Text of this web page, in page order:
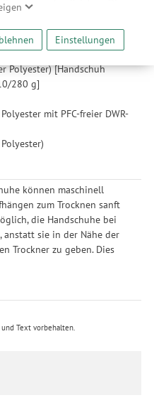
nutzungsbasierte
sowie Funktionalitäten
stetig zu verbessern. Dabei
und Werbepartner
erfolgt ausschließlich zum
Inhalten und der
Reichweitenmessungen,
Werbung.
den Drittanbietern
unter Einstellungen. Diese
unserer Website nicht
wird. Sie können Ihre
lediglich für bestimmte
für die Zukunft widerrufen.
Einstellungen
und atmungsaktiv
Polyester) [Handschuh
280 g]
mit PFC-freier DWR-
können maschinell
zum Trocknen sanft
die Handschuhe bei
anstatt sie in der Nähe der
Trockner zu geben. Dies
Text vorbehalten.